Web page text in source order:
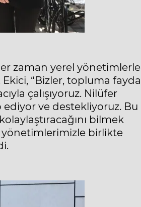
zaman yerel yönetimlerle
“Bizler, topluma fayda
çalışıyoruz. Nilüfer
ediyor ve destekliyoruz. Bu
bilmek
yönetimlerimizle birlikte